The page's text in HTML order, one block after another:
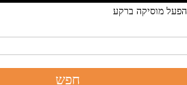
הפעל מוסיקה ברקע